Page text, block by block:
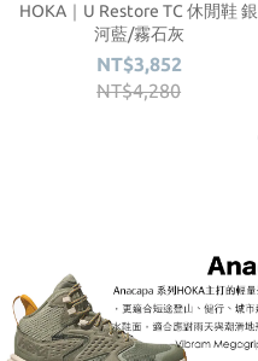
HOKA｜U Restore TC 休閒鞋 銀
河藍/霧石灰
NT$3,852
NT$4,280